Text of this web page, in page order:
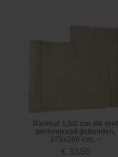
Rietmat 1,5/2 cm dik met
perlondraad gebonden,
175x200 cm. ~
€ 33,50